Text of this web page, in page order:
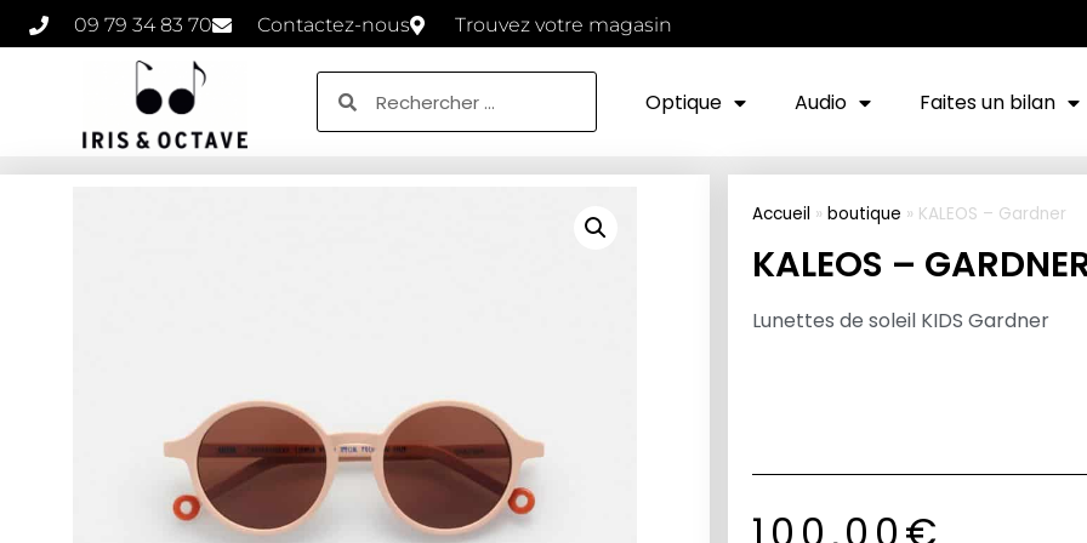
09 79 34 83 70 Contactez-nous Trouvez votre magasin
Optique Audio Faites un bilan
Accueil » boutique » KALEOS – Gardner
KALEOS –
Lunettes de soleil KIDS Gardner